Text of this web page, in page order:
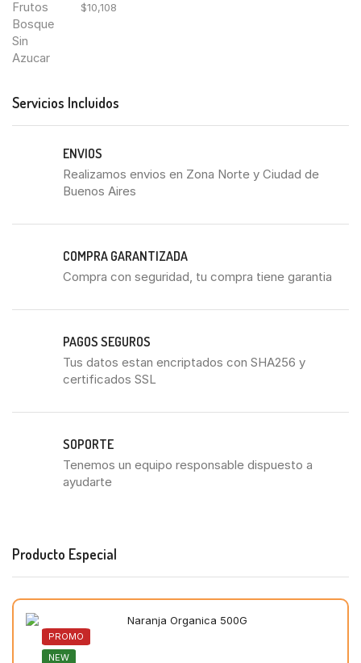
$10,108
Servicios Incluidos
ENVIOS
Realizamos envios en Zona Norte y Ciudad de
Buenos Aires
COMPRA GARANTIZADA
Compra con seguridad, tu compra tiene garantia
PAGOS SEGUROS
Tus datos estan encriptados con SHA256 y
certificados SSL
SOPORTE
Tenemos un equipo responsable dispuesto a
ayudarte
Producto Especial
PROMO
NEW